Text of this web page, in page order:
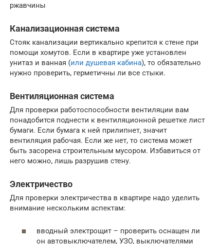
ржавчины
Канализационная система
Стояк канализации вертикально крепится к стене при
помощи хомутов. Если в квартире уже установлен
унитаз и ванная (или душевая кабина), то обязательно
нужно проверить, герметичны ли все стыки.
Вентиляционная система
Для проверки работоспособности вентиляции вам
понадобится поднести к вентиляционной решетке лист
бумаги. Если бумага к ней прилипнет, значит
вентиляция рабочая. Если же нет, то система может
быть засорена строительным мусором. Избавиться от
него можно, лишь разрушив стену.
Электричество
Для проверки электричества в квартире надо уделить
внимание нескольким аспектам:
вводный электрощит – проверить оснащен ли
он автовыключателем, УЗО, выключателями